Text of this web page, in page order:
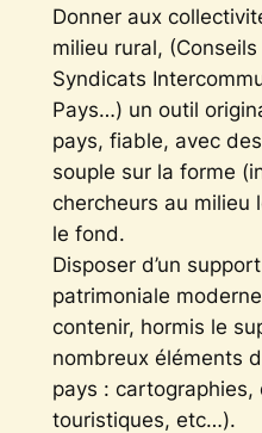
Donner aux
milieu rural,
Syndicats
Pays…) un outil
pays, fiable, avec
souple sur la forme
chercheurs au milieu
le fond.
Disposer d’un
patrimoniale
contenir, hormis le
nombreux éléments
pays : cartographies,
touristiques, etc…).